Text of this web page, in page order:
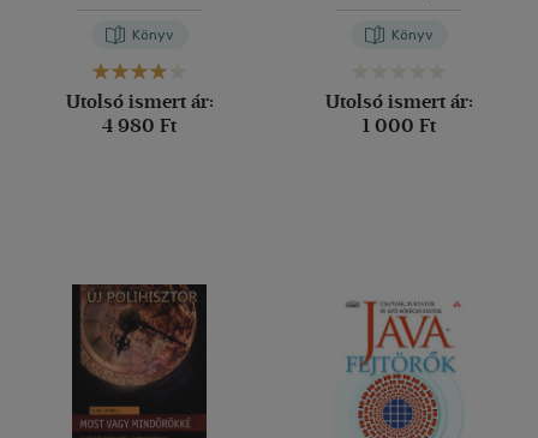
Könyv
Utolsó ismert ár:
4 980 Ft
Könyv
Utolsó ismert ár:
1 000 Ft